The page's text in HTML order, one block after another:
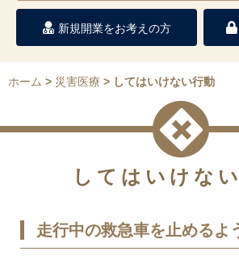
新規開業をお考えの方
ホーム > 災害医療 > してはいけない行動
してはいけな
走行中の救急車を止めるよ